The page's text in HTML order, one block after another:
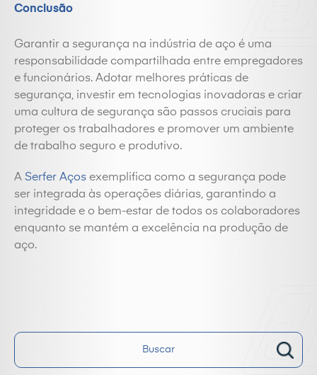
Conclusão
Garantir a segurança na indústria de aço é uma
responsabilidade compartilhada entre empregadores
e funcionários. Adotar melhores práticas de
segurança, investir em tecnologias inovadoras e criar
uma cultura de segurança são passos cruciais para
proteger os trabalhadores e promover um ambiente
de trabalho seguro e produtivo.
A Serfer Aços exemplifica como a segurança pode
ser integrada às operações diárias, garantindo a
integridade e o bem-estar de todos os colaboradores
enquanto se mantém a excelência na produção de
aço.